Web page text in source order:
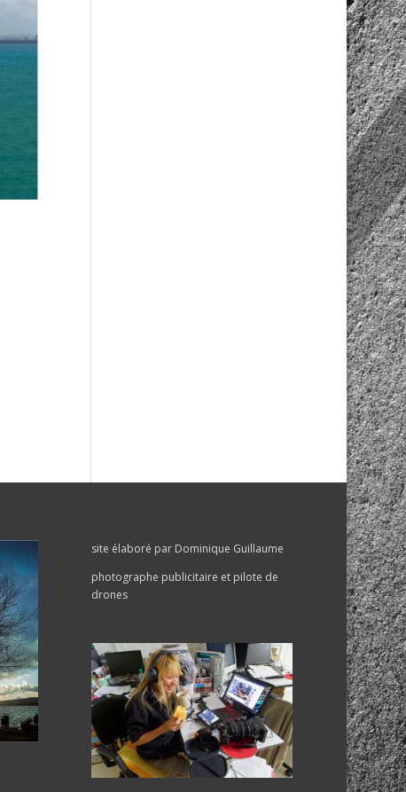
site élaboré par Dominique Guillaume
photographe publicitaire et pilote de
drones